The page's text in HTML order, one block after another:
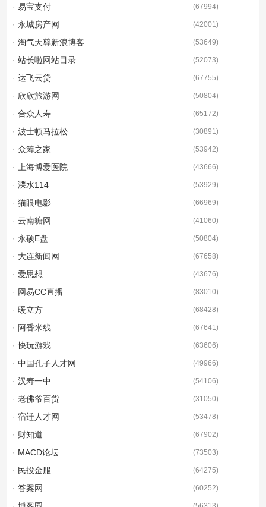
· 易宝支付 (67994)
· 永城房产网 (42001)
· 淘气天尊新浪博客 (53649)
· 站长啦网站目录 (52073)
· 达飞云贷 (67755)
· 欣欣旅游网 (50804)
· 合众人寿 (65172)
· 波士顿马拉松 (30891)
· 众筹之家 (53942)
· 上海博爱医院 (43666)
· 溧水114 (53929)
· 猫眼电影 (66969)
· 云南糖网 (41060)
· 永硕E盘 (50804)
· 大连新闻网 (67658)
· 爱思想 (43676)
· 网易CC直播 (83010)
· 暖立方 (68428)
· 阿香米线 (67641)
· 快玩游戏 (63606)
· 中国孔子人才网 (49966)
· 汉寿一中 (54106)
· 老佛爷百货 (31050)
· 宿迁人才网 (53478)
· 财知道 (67902)
· MACD论坛 (73503)
· 民投金服 (64275)
· 答案网 (60252)